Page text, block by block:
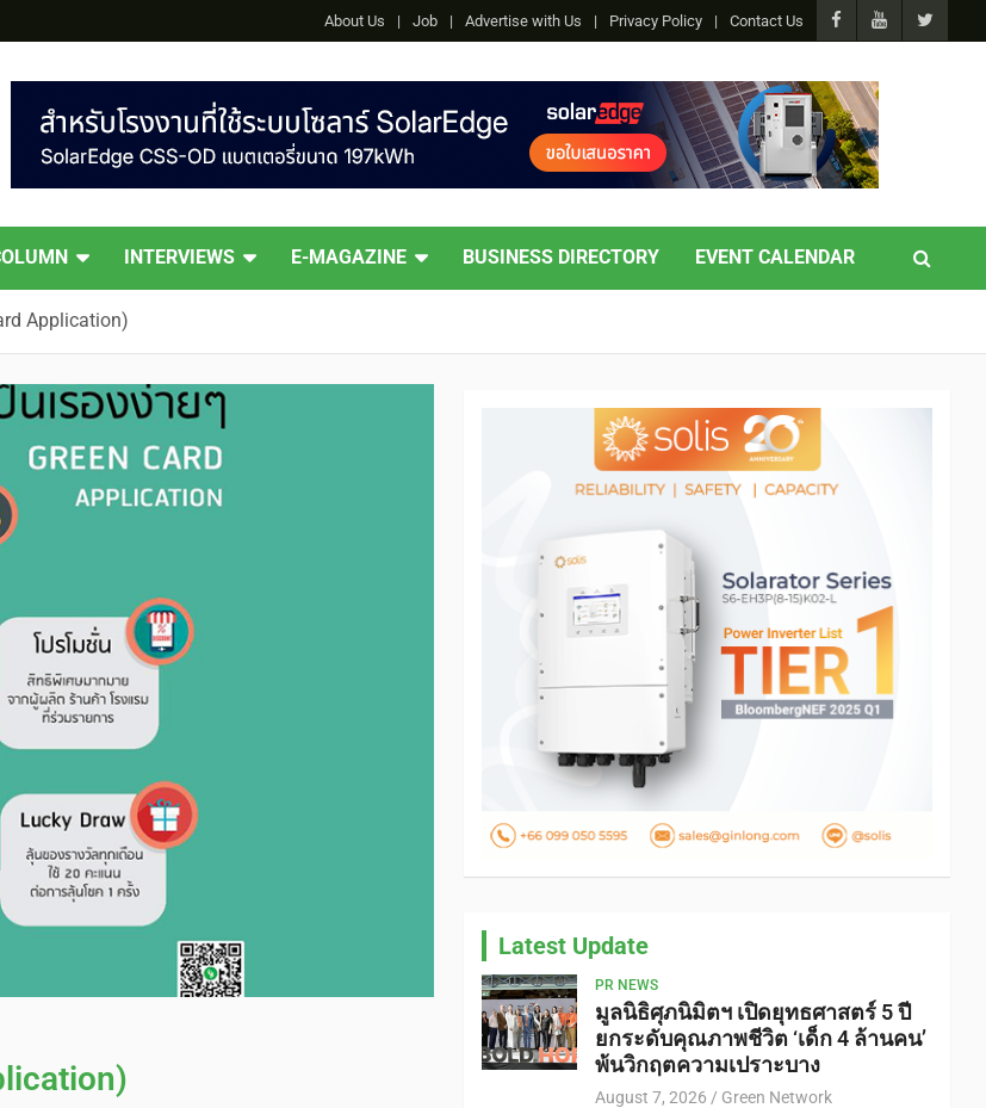
About Us Job Advertise with Us Privacy Policy Contact Us
INTERVIEWS E-MAGAZINE BUSINESS DIRECTORY EVENT CALENDAR
Application)
Latest Update
PR NEWS
มูลนิธิศุภนิมิตฯ เปิดยุทธศาสตร์ 5 ปี
ยกระดับคุณภาพชีวิต ‘เด็ก 4 ล้านคน’
พ้นวิกฤตความเปราะบาง
August 7, 2026 Green Network